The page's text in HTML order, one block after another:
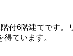
付6階建てです
ています。